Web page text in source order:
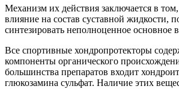
Механизм их действия заключается в
влияние на состав суставной жидкости,
синтезировать неполноценное основное
Все спортивные хондропротекторы
компоненты органического
большинства препаратов входит
глюкозамина сульфат. Наличие этих